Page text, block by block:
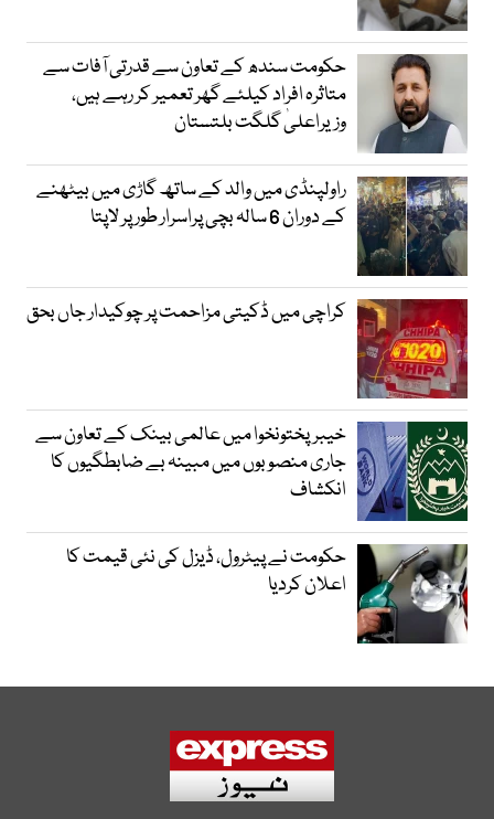
حکومت سندھ کے تعاون سے قدرتی آفات سے
متاثرہ افراد کیلئے گھر تعمیر کر رہے ہیں،
وزیراعلیٰ گلگت بلتستان
راولپنڈی میں والد کے ساتھ گاڑی میں بیٹھنے
کے دوران 6 سالہ بچی پراسرار طور پر لاپتا
کراچی میں ڈکیتی مزاحمت پر چوکیدار جاں بحق
خیبرپختونخوا میں عالمی بینک کے تعاون سے
جاری منصوبوں میں مبینہ بے ضابطگیوں کا
انکشاف
حکومت نے پیٹرول، ڈیزل کی نئی قیمت کا
اعلان کردیا